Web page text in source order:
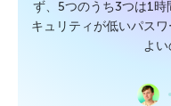
ず、5つのうち3つは1
キュリティが低いパス
よ